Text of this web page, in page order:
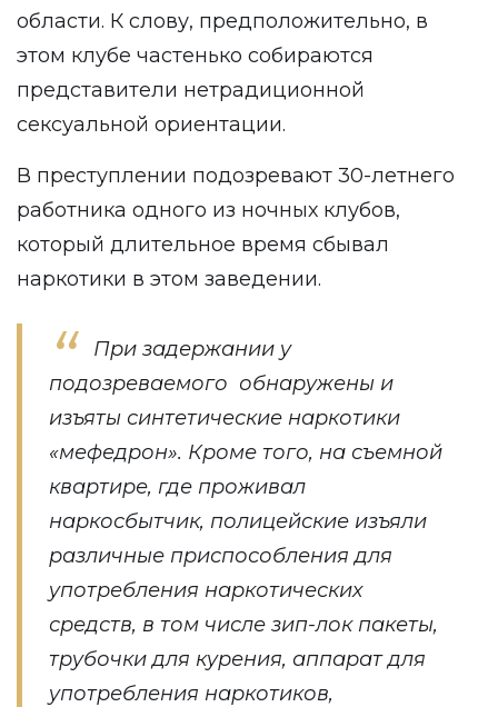
области. К слову, предположительно, в
этом клубе частенько собираются
представители нетрадиционной
сексуальной ориентации.
В преступлении подозревают 30-летнего
работника одного из ночных клубов,
который длительное время сбывал
наркотики в этом заведении.
При задержании у
подозреваемого обнаружены и
изъяты синтетические наркотики
«мефедрон». Кроме того, на съемной
квартире, где проживал
наркосбытчик, полицейские изъяли
различные приспособления для
употребления наркотических
средств, в том числе зип-лок пакеты,
трубочки для курения, аппарат для
употребления наркотиков,